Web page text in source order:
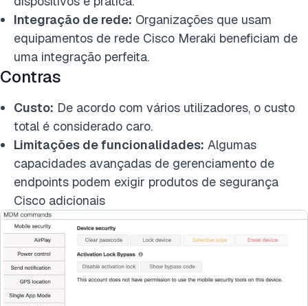
Integração de rede: Organizações que usam
equipamentos de rede Cisco Meraki beneficiam de
uma integração perfeita.
Contras
Custo: De acordo com vários utilizadores, o custo
total é considerado caro.
Limitações de funcionalidades: Algumas
capacidades avançadas de gerenciamento de
endpoints podem exigir produtos de segurança
Cisco adicionais